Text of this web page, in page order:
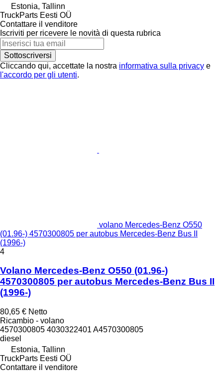
Estonia, Tallinn
TruckParts Eesti OÜ
Contattare il venditore
Iscriviti per ricevere le novità di questa rubrica
Sottoscriversi
Cliccando qui, accettate la nostra informativa sulla privacy e
l'accordo per gli utenti.
volano Mercedes-Benz O550
(01.96-) 4570300805 per autobus Mercedes-Benz Bus II
(1996-)
4
Volano Mercedes-Benz O550 (01.96-)
4570300805 per autobus Mercedes-Benz Bus II
(1996-)
80,65 € Netto
Ricambio - volano
4570300805 4030322401 A4570300805
diesel
Estonia, Tallinn
TruckParts Eesti OÜ
Contattare il venditore